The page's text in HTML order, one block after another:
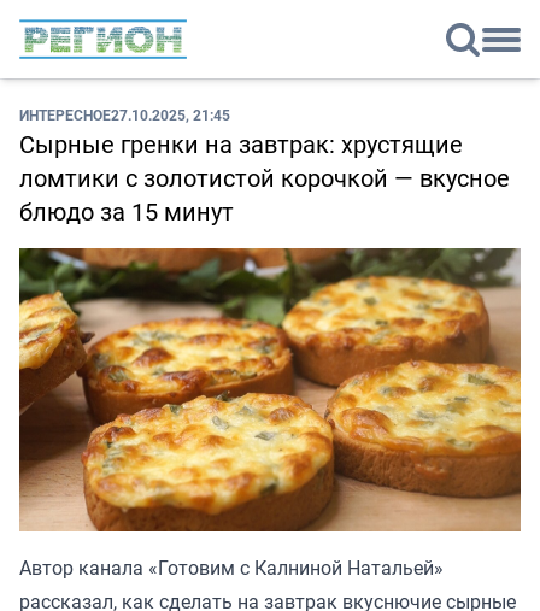
ИНТЕРЕСНОЕ27.10.2025, 21:45
Сырные гренки на завтрак: хрустящие
ломтики с золотистой корочкой — вкусное
блюдо за 15 минут
Автор канала «Готовим с Калниной Натальей»
рассказал, как сделать на завтрак вкуснючие сырные